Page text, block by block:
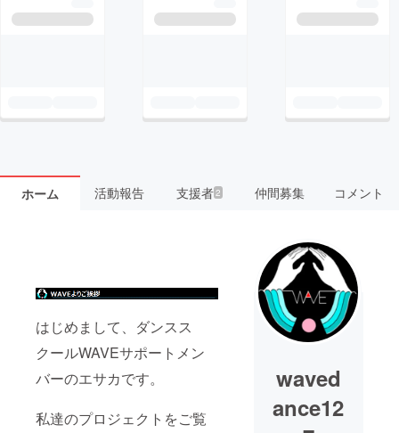
ホーム 活動報告 支援者2 仲間募集 コメント
はじめまして、ダンスス
クールWAVEサポートメン
バーのエサカです。
私達のプロジェクトをご覧
waved
ance12